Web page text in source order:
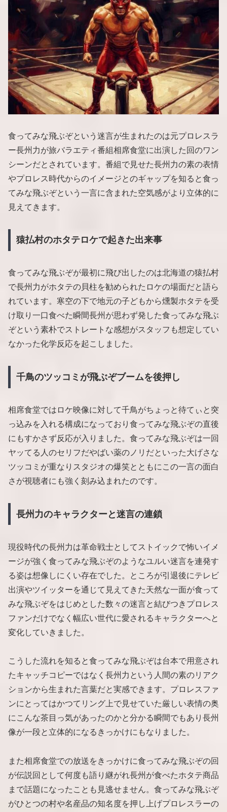
食ってみな飛ぶぞという迷言が生まれたのは元プロレスラ
ー長州力が旅バラエティ番組相席食堂に出演した回のワン
シーンだとされています。番組で見せた長州力の素の表情
やプロレス時代からのイメージとのギャップを知ると食っ
てみな飛ぶぞという一言に含まれた空気感がより立体的に
見えてきます。
猿払村のホタテロケで起きた出来事
食ってみな飛ぶぞが最初に飛び出したのは北海道の猿払村
で長州力がホタテの貝柱を勧められたロケの場面だと語ら
れています。寒空の下で地元の子どもから燻製ホタテを受
け取り一口食べた瞬間長州が思わず発した食ってみな飛ぶ
ぞという素朴でストレートな感想がスタッフも想定してい
なかった化学反応を起こしました。
千鳥のツッコミが飛ぶぞブームを後押し
相席食堂ではロケ映像に対して千鳥がちょっと待てぃと突
っ込みを入れる構成になっており食ってみな飛ぶぞの直後
にもすかさず反応が入りました。食ってみな飛ぶぞは一回
ヤッてる人のセリフだやばい薬のノリだといった大げさな
ツッコミが重なりスタジオの爆笑とともにこの一言の面白
さが視聴者にも強く刻み込まれたのです。
長州力のキャラクターと迷言の連鎖
現役時代の長州力は革命戦士としてストイックで怖いイメ
ージが強く食ってみな飛ぶぞのようなユルい迷言を連発す
る姿は想像しにくい存在でした。ところが引退後にテレビ
出演やツイッターを通じて見えてきた天然な一面が食って
みな飛ぶぞをはじめとした数々の迷言と結びつきプロレス
ファンだけでなく幅広い世代に愛されるキャラクターへと
変化していきました。
こうした流れを知ると食ってみな飛ぶぞは台本で用意され
たキャッチコピーではなく長州力という人間の素のリアク
ションから生まれた言葉だと実感できます。プロレスファ
ンにとってはかつてリング上で見せていた厳しい表情の奥
にこんな茶目っ気があったのかと分かる瞬間でもあり長州
像が一段と立体的になるきっかけにもなりました。
また相席食堂での放送をきっかけに食ってみな飛ぶぞの回
が伝説回として何度も語り継がれ長州が食べたホタテ商品
まで話題になったことも見逃せません。食ってみな飛ぶぞ
がひとつの村や名産品の知名度を押し上げプロレスラーの